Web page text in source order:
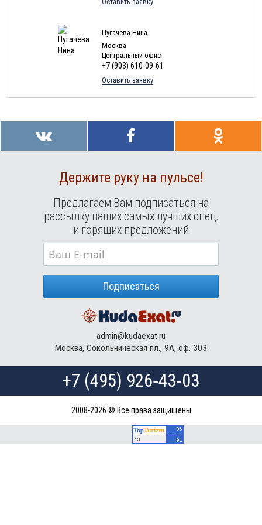
Туры в Мальдивы в августе
Туры в Маврикий в августе
Пугачёва Нина
Москва
Центральный офис
+7 (903) 610-09-61
Оставить заявку
Держите руку на пульсе!
Предлагаем Вам подписаться на
рассылку наших самых лучших спец.
и горящих предложений
Подписаться
admin@kudaexat.ru
Москва, Сокольническая пл., 9А, оф. 303
+7 (495) 926‑43‑03
2008-2026 © Все права защищены